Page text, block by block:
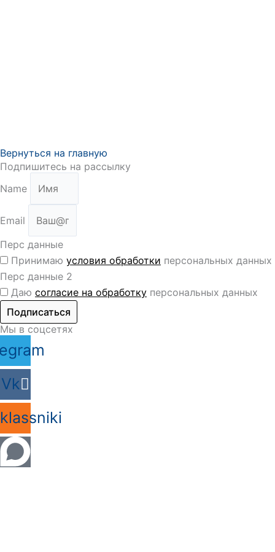
Вернуться на главную
Подпишитесь на рассылку
Name
Email
Перс данные
Принимаю условия обработки персональных данных
Перс данные 2
Даю согласие на обработку персональных данных
Подписаться
Мы в соцсетях
Vk